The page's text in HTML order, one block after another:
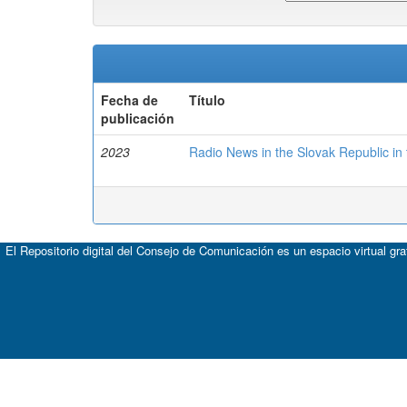
Fecha de
publicación
Título
2023 Radio News in the Slovak Republic
El Repositorio digital del Consejo de Comunicación es un espacio virtual